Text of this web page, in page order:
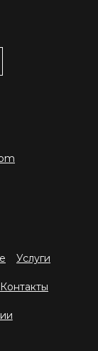
Услуги
Контакты